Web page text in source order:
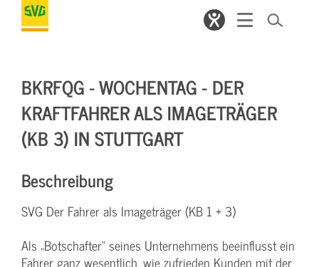
BKRFQG - WOCHENTAG - DER
KRAFTFAHRER ALS IMAGETRÄGER
(KB 3) IN STUTTGART
Beschreibung
SVG Der Fahrer als Imageträger (KB 1 + 3)
Als „Botschafter“ seines Unternehmens beeinflusst ein
Fahrer ganz wesentlich, wie zufrieden Kunden mit der